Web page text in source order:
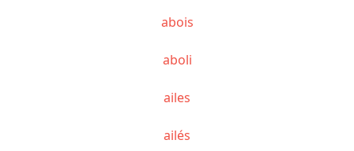
abois
aboli
ailes
ailés